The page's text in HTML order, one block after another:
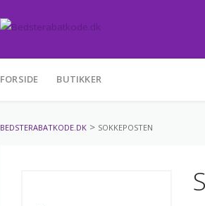
to
FORSIDE BUTIKKER
BEDSTERABATKODE.DK > SOKKEPOSTEN